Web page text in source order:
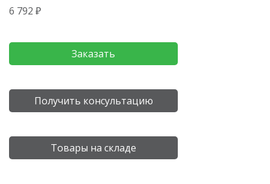
6 792 ₽
Заказать
Получить консультацию
Товары на складе